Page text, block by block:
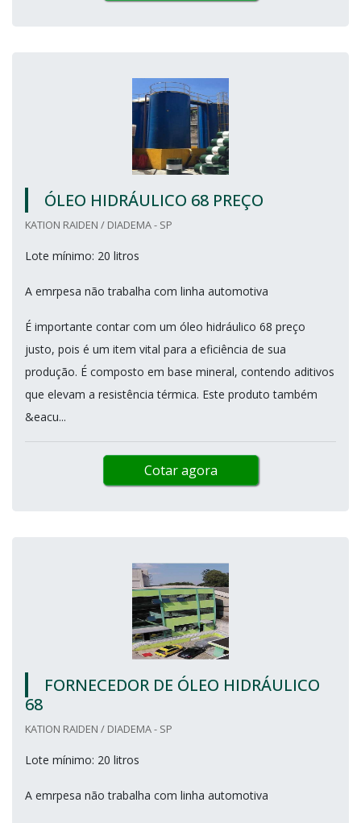
ÓLEO HIDRÁULICO 68 PREÇO
KATION RAIDEN / DIADEMA - SP
Lote mínimo: 20 litros
A emrpesa não trabalha com linha automotiva
É importante contar com um óleo hidráulico 68 preço
justo, pois é um item vital para a eficiência de sua
produção. É composto em base mineral, contendo aditivos
que elevam a resistência térmica. Este produto também
&eacu...
Cotar agora
FORNECEDOR DE ÓLEO HIDRÁULICO
68
KATION RAIDEN / DIADEMA - SP
Lote mínimo: 20 litros
A emrpesa não trabalha com linha automotiva